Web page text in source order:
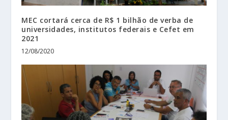
MEC cortará cerca de R$ 1 bilhão de verba de
universidades, institutos federais e Cefet em
2021
12/08/2020